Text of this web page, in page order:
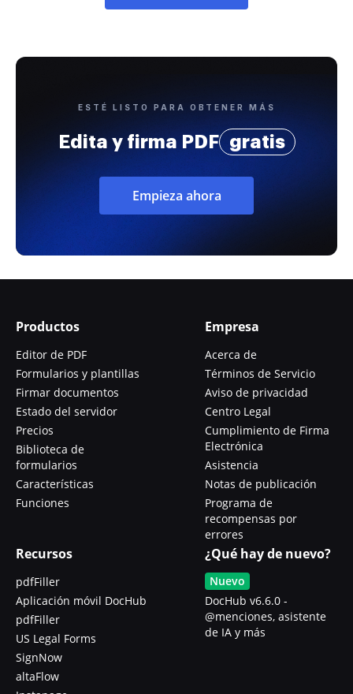
ESTÉ LISTO PARA OBTENER MÁS
Edita y firma PDF gratis
Empieza ahora
Productos
Editor de PDF
Formularios y plantillas
Firmar documentos
Estado del servidor
Precios
Biblioteca de
formularios
Características
Funciones
Empresa
Acerca de
Términos de Servicio
Aviso de privacidad
Centro Legal
Cumplimiento de Firma
Electrónica
Asistencia
Notas de publicación
Programa de
recompensas por
errores
Recursos
pdfFiller
Aplicación móvil DocHub
pdfFiller
US Legal Forms
SignNow
altaFlow
¿Qué hay de nuevo?
Nuevo
DocHub v6.6.0 -
@menciones, asistente
de IA y más